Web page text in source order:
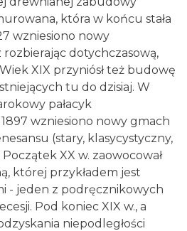
która w końcu stała
wzniesiono nowy
dotychczasową,
XIX przyniósł też budowę
tu do dzisiaj. W
pałacyk
wzniesiono nowy gmach
(stary, klasycystyczny,
Początek XX w. zaowocował
której przykładem jest
- jeden z podręcznikowych
Pod koniec XIX w., a
niepodległości